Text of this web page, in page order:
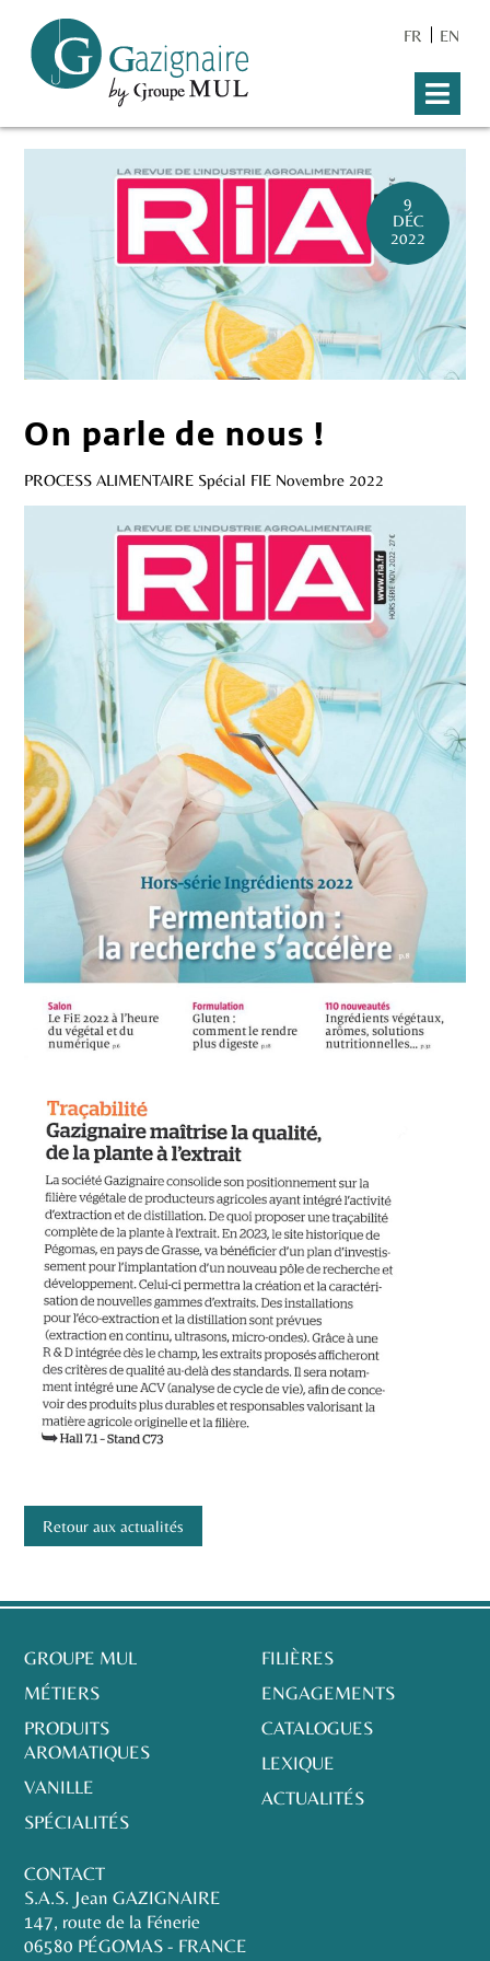
FR EN
9
DÉC
2022
On parle de nous !
PROCESS ALIMENTAIRE Spécial FIE Novembre 2022
Retour aux actualités
GROUPE MUL
MÉTIERS
PRODUITS
AROMATIQUES
VANILLE
SPÉCIALITÉS
FILIÈRES
ENGAGEMENTS
CATALOGUES
LEXIQUE
ACTUALITÉS
CONTACT
S.A.S. Jean GAZIGNAIRE
147, route de la Fénerie
06580 PÉGOMAS - FRANCE